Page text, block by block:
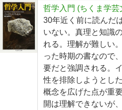
哲学入門 (ちくま学芸
30年近く前に読んだ
いない。真理と知識
れる。理解が難しい
った時期の書なので
要だと強調される。
性を排除しようとし
概念を広げた点が重
開は理解できないが